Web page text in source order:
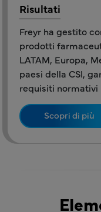
Risultati
Freyr ha gestito
prodotti
LATAM, Europa,
paesi della CSI,
requisiti normativi
Scopri di più